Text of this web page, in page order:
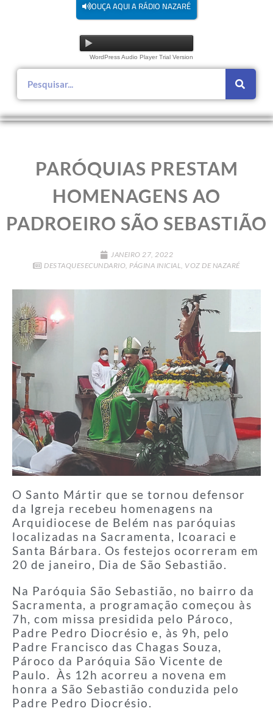
OUÇA AQUI A RÁDIO NAZARÉ
WordPress Audio Player Trial Version
PARÓQUIAS PRESTAM
HOMENAGENS AO
PADROEIRO SÃO SEBASTIÃO
JANEIRO 27, 2022
DESTAQUESECUNDARIO, PÁGINA INICIAL, VOZ DE NAZARÉ
O Santo Mártir que se tornou defensor
da Igreja recebeu homenagens na
Arquidiocese de Belém nas paróquias
localizadas na Sacramenta, Icoaraci e
Santa Bárbara. Os festejos ocorreram em
20 de janeiro, Dia de São Sebastião.
Na Paróquia São Sebastião, no bairro da
Sacramenta, a programação começou às
7h, com missa presidida pelo Pároco,
Padre Pedro Diocrésio e, às 9h, pelo
Padre Francisco das Chagas Souza,
Pároco da Paróquia São Vicente de
Paulo. Às 12h acorreu a novena em
honra a São Sebastião conduzida pelo
Padre Pedro Diocrésio.